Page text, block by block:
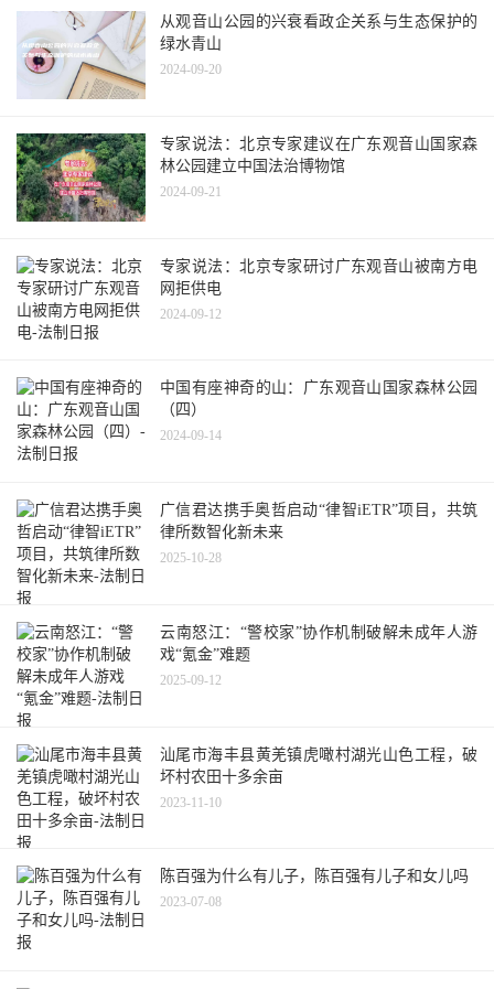
从观音山公园的兴衰看政企关系与生态保护的
绿水青山
2024-09-20
专家说法：北京专家建议在广东观音山国家森
林公园建立中国法治博物馆
2024-09-21
专家说法：北京专家研讨广东观音山被南方电
网拒供电
2024-09-12
中国有座神奇的山：广东观音山国家森林公园
（四）
2024-09-14
广信君达携手奥哲启动“律智iETR”项目，共筑
律所数智化新未来
2025-10-28
云南怒江：“警校家”协作机制破解未成年人游
戏“氪金”难题
2025-09-12
汕尾市海丰县黄羌镇虎噉村湖光山色工程，破
坏村农田十多余亩
2023-11-10
陈百强为什么有儿子，陈百强有儿子和女儿吗
2023-07-08